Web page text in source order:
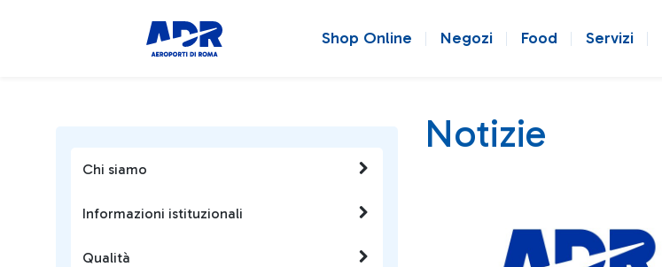
Shop Online Negozi Food Servizi
Chi siamo
Informazioni istituzionali
Qualità
Notizie